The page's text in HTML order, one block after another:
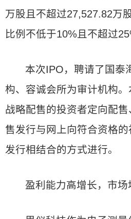
万股且不超过27,527.82万
比例不低于10%且不超过
本次IPO，聘请了国泰
构、容诚会所为审计机构
战略配售的投资者定向配
售发行与网上向符合资格
发行相结合的方式进行。
盈利能力高增长，市场